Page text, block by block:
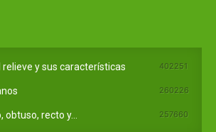
relieve y sus características 402251
260226
recto y... 257660